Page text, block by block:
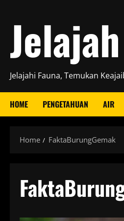
content
Jelajahi Fauna, Temukan
HOME PENGETAHUAN AIR
Home FaktaBurungGemak